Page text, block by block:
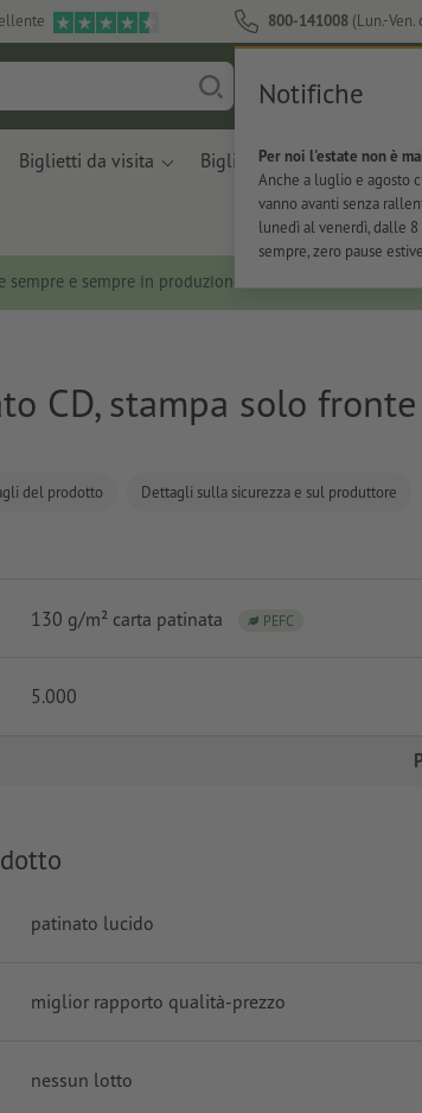
800-141008 (Lun.-
Notifiche
Per noi l'estate non è
Anche a luglio e agosto
vanno avanti senza
lunedì al venerdì, dalle 8
sempre, zero pause
Biglietti da visita Biglietti Per l'ufficio
e sempre in produzione.
CD, stampa solo fronte
del prodotto Dettagli sulla sicurezza e sul produttore
130 g/m² carta patinata PEFC
5.000
patinato lucido
miglior rapporto qualità-prezzo
nessun lotto